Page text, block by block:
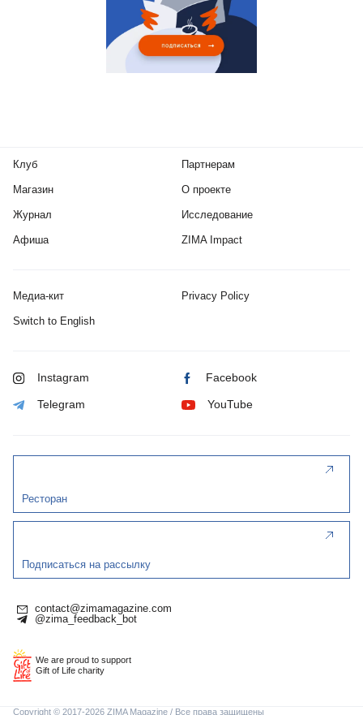
Клуб
Магазин
Журнал
Афиша
Партнерам
О проекте
Исследование
ZIMA Impact
Медиа-кит Privacy Policy
Switch to English
Instagram Facebook
Telegram YouTube
Ресторан
Подписаться на рассылку
contact@zimamagazine.com
@zima_feedback_bot
We are proud to support
Gift of Life charity
Copyright © 2017-2026 ZIMA Magazine / Все права защищены